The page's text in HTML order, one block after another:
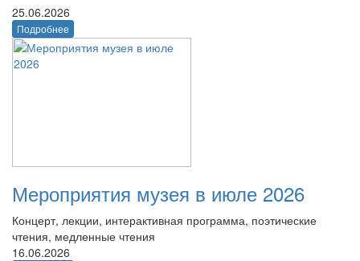
25.06.2026
Подробнее
Мероприятия музея в июле 2026
Концерт, лекции, интерактивная программа, поэтические
чтения, медленные чтения
16.06.2026